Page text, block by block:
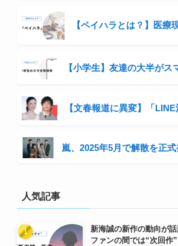
人気記事
新海誠の新作の動向が話
ファンの間では“次回作